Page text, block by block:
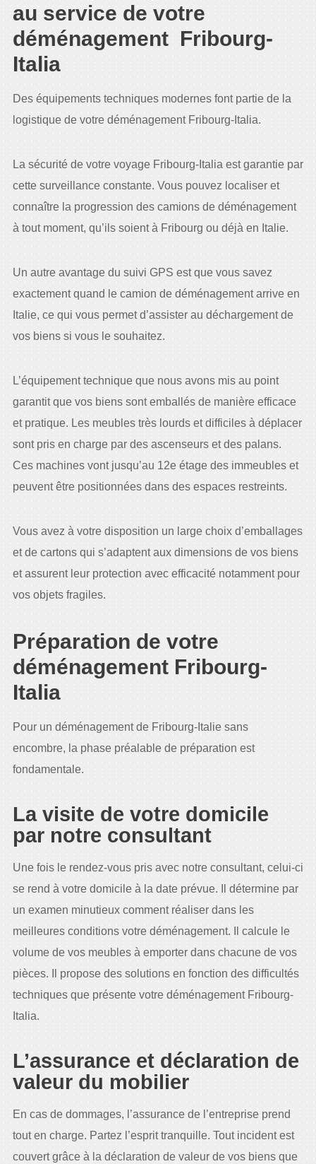
au service de votre
déménagement Fribourg-
Italia
Des équipements techniques modernes font partie de la
logistique de votre déménagement Fribourg-Italia.
La sécurité de votre voyage Fribourg-Italia est garantie par
cette surveillance constante. Vous pouvez localiser et
connaître la progression des camions de déménagement
à tout moment, qu’ils soient à Fribourg ou déjà en Italie.
Un autre avantage du suivi GPS est que vous savez
exactement quand le camion de déménagement arrive en
Italie, ce qui vous permet d’assister au déchargement de
vos biens si vous le souhaitez.
L’équipement technique que nous avons mis au point
garantit que vos biens sont emballés de manière efficace
et pratique. Les meubles très lourds et difficiles à déplacer
sont pris en charge par des ascenseurs et des palans.
Ces machines vont jusqu’au 12e étage des immeubles et
peuvent être positionnées dans des espaces restreints.
Vous avez à votre disposition un large choix d’emballages
et de cartons qui s’adaptent aux dimensions de vos biens
et assurent leur protection avec efficacité notamment pour
vos objets fragiles.
Préparation de votre
déménagement Fribourg-
Italia
Pour un déménagement de Fribourg-Italie sans
encombre, la phase préalable de préparation est
fondamentale.
La visite de votre domicile
par notre consultant
Une fois le rendez-vous pris avec notre consultant, celui-ci
se rend à votre domicile à la date prévue. Il détermine par
un examen minutieux comment réaliser dans les
meilleures conditions votre déménagement. Il calcule le
volume de vos meubles à emporter dans chacune de vos
pièces. Il propose des solutions en fonction des difficultés
techniques que présente votre déménagement Fribourg-
Italia.
L’assurance et déclaration de
valeur du mobilier
En cas de dommages, l’assurance de l’entreprise prend
tout en charge. Partez l’esprit tranquille. Tout incident est
couvert grâce à la déclaration de valeur de vos biens que